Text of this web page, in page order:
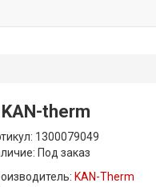
therm
1300079049
Под заказ
KAN-Therm